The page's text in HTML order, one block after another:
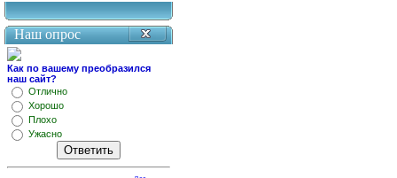
Наш опрос
Как по вашему преобразился
наш сайт?
Отлично
Хорошо
Плохо
Ужасно